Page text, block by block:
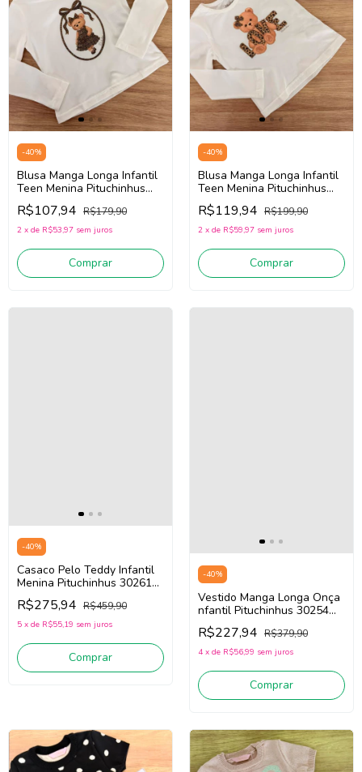
-40%
Blusa Manga Longa Infantil
Teen Menina Pituchinhus
30245 (Off White)
R$107,94 R$179,90
2 x de R$53,97 sem juros
Comprar
-40%
Blusa Manga Longa Infantil
Teen Menina Pituchinhus
30246 (Off White)
R$119,94 R$199,90
2 x de R$59,97 sem juros
Comprar
-40%
Casaco Pelo Teddy Infantil
Menina Pituchinhus 30261
(Bege/Marrom)
R$275,94 R$459,90
5 x de R$55,19 sem juros
Comprar
-40%
Vestido Manga Longa Onça
nfantil Pituchinhus 30254
(Bege/Marrom)
R$227,94 R$379,90
4 x de R$56,99 sem juros
Comprar